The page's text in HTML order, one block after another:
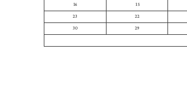
15
16
22
23
29
30